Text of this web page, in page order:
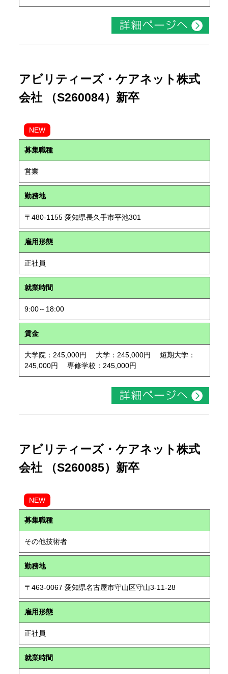
アビリティーズ・ケアネット株式
会社 （S260084）新卒
NEW
募集職種
営業
勤務地
〒480-1155 愛知県長久手市平池301
雇用形態
正社員
就業時間
9:00～18:00
賃金
大学院：245,000円 大学：245,000円 短期大学：
245,000円 専修学校：245,000円
アビリティーズ・ケアネット株式
会社 （S260085）新卒
NEW
募集職種
その他技術者
勤務地
〒463-0067 愛知県名古屋市守山区守山3-11-28
雇用形態
正社員
就業時間